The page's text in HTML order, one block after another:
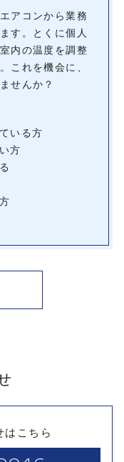
アコンから業務
す。とくに個人
内の温度を調整
これを機会に、
せんか？
いる方
方
はこちら